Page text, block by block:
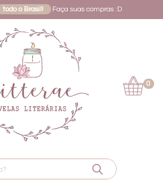
todo o Brasil! Faça suas compras :D
0